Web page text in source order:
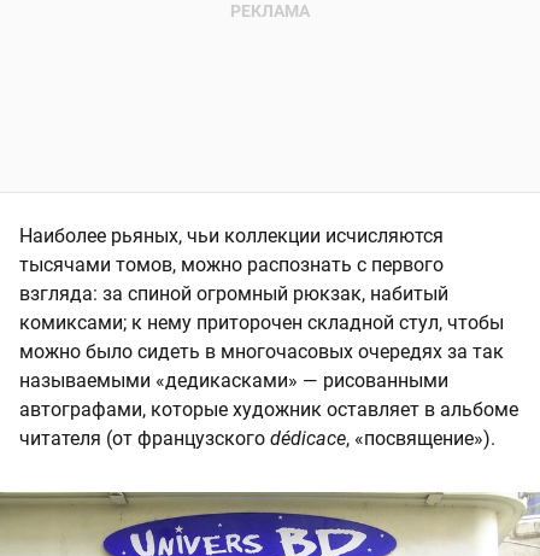
Наиболее рьяных, чьи коллекции исчисляются
тысячами томов, можно распознать с первого
взгляда: за спиной огромный рюкзак, набитый
комиксами; к нему приторочен складной стул, чтобы
можно было сидеть в многочасовых очередях за так
называемыми «дедикасками» — рисованными
автографами, которые художник оставляет в альбоме
читателя (от французского dédicace, «посвящение»).